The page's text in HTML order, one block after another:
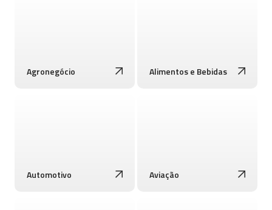
Agronegócio Alimentos e Bebidas
Automotivo Aviação